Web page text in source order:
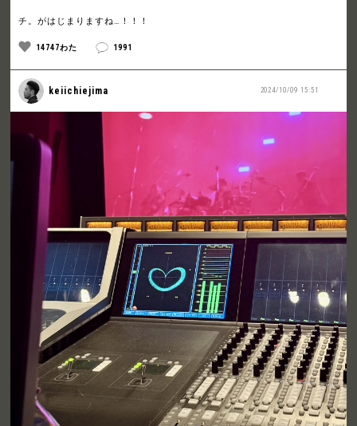
チ。がはじまりますね…！！！
14747わた 1991
2024/10/09 15:51
keiichiejima